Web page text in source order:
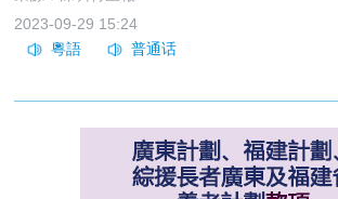
2023-09-29 15:24